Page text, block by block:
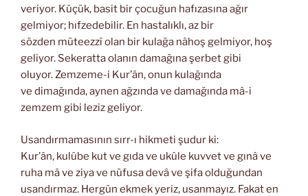
veriyor. Küçük, basit bir çocuğun hafızasına ağır
gelmiyor; hıfzedebilir. En hastalıklı, az bir
sözden müteezzî olan bir kulağa nâhoş gelmiyor, hoş
geliyor. Sekeratta olanın damağına şerbet gibi
oluyor. Zemzeme-i Kur’ân, onun kulağında
ve dimağında, aynen ağzında ve damağında mâ-i
zemzem gibi leziz geliyor.
Usandırmamasının sırr-ı hikmeti şudur ki:
Kur’ân, kulûbe kut ve gıda ve ukûle kuvvet ve gınâ ve
ruha mâ ve ziya ve nüfusa devâ ve şifa olduğundan
usandırmaz. Hergün ekmek yeriz, usanmayız. Fakat en